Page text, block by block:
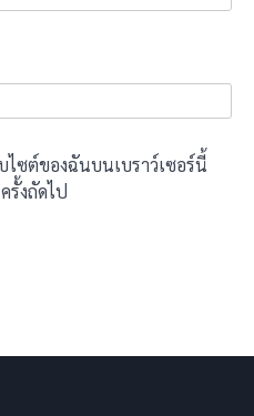
ซต์ของฉันบนเบราว์เซอร์นี้
รั้งถัดไป